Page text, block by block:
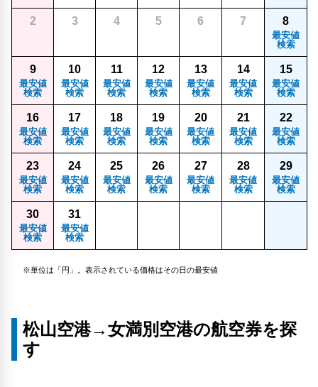
2 3 4 5 6 7 8
最安値
検索
9
最安値
検索
10
最安値
検索
11
最安値
検索
12
最安値
検索
13
最安値
検索
14
最安値
検索
15
最安値
検索
16
最安値
検索
17
最安値
検索
18
最安値
検索
19
最安値
検索
20
最安値
検索
21
最安値
検索
22
最安値
検索
23
最安値
検索
24
最安値
検索
25
最安値
検索
26
最安値
検索
27
最安値
検索
28
最安値
検索
29
最安値
検索
30
最安値
検索
31
最安値
検索
※単位は「円」。表示されている価格はその日の最安値
松山空港→女満別空港の航空券を探
す